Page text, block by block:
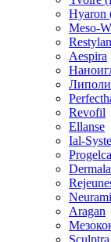
Hyaron
Meso-
Aespira
Revofil
Ellanse
Ial-
Aragan
Sculptra